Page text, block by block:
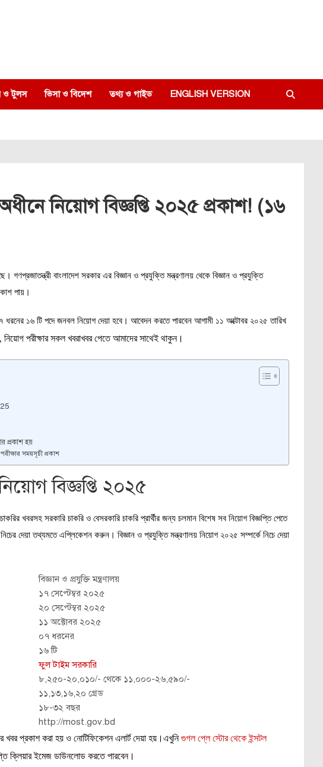
ও টুলস ভিসা ও বিদেশ তথ্য ও গাইড ENGLISH VERSION
অধীনে নিয়োগ বিজ্ঞপ্তি ২০২৫ প্রকাশ! (১৬
গণপ্রজাতন্ত্রী বাংলাদেশ সরকার এর বিজ্ঞান ও প্রযুক্তি মন্ত্রণালয় থেকে বিজ্ঞান ও প্রযুক্তি
পায়।
ধরনের ১৬ টি পদে জনবল নিয়োগ দেয়া হবে। আবেদন করতে পারবেন আগামী ১১ অক্টোবর ২০২৫ তারিখ
নিয়োগ পরীক্ষার সকল খবরাখবর পেতে আমাদের সাথেই থাকুন।
প্রকাশ হয়
সময়সূচী প্রকাশ
বিজ্ঞপ্তি ২০২৫
খবরসহ সরকারি চাকরি ও বেসরকারি চাকরি প্রার্থীর জন্য চলমান বিশেষ সব নিয়োগ বিজ্ঞপ্তি পেতে
দেয়া তথ্যমতে এপ্লিকেশন করুন। বিজ্ঞান ও প্রযুক্তি মন্ত্রণালয় নিয়োগ ২০২৫ সম্পর্কে নিচে দেয়া
বিজ্ঞান ও প্রযুক্তি মন্ত্রণালয়
১৭ সেপ্টেম্বর ২০২৫
২০ সেপ্টেম্বর ২০২৫
১১ অক্টোবর ২০২৫
০৭ ধরনের
১৬ টি
ফুল টাইম সরকারি
৮,২৫০-২০,০১০/- থেকে ১১,০০০-২৬,৫৯০/-
১১,১৩,১৬,২০ গ্রেড
১৮-৩২ বছর
http://most.gov.bd
খবর প্রকাশ করা হয় ও নোটিফিকেশন এলার্ট দেয়া হয়।এখুনিগুগল প্লে স্টোর থেকে ইন্সটল
ইমেজ ডাউনলোড করতে পারবেন।